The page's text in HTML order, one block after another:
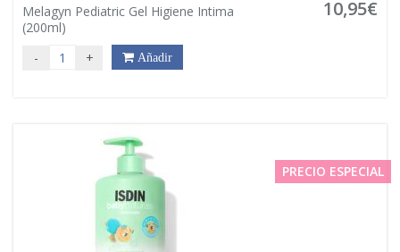
Melagyn Pediatric Gel Higiene Intima
(200ml)
10,95€
- + Añadir
PRECIO ESPECIAL